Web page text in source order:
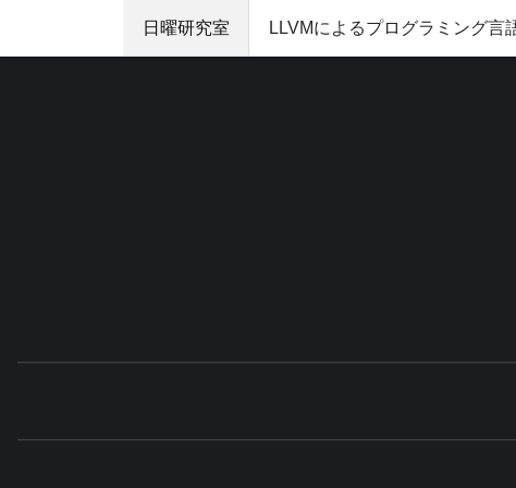
日曜研究室 LLVMによるプログラミング言